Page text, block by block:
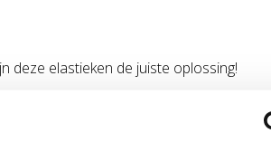
deze elastieken de juiste oplossing!